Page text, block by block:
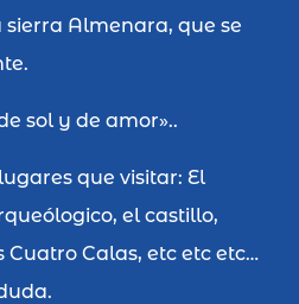
sierra Almenara, que se
sol y de amor»..
que visitar: El
el castillo,
Cuatro Calas, etc etc etc…